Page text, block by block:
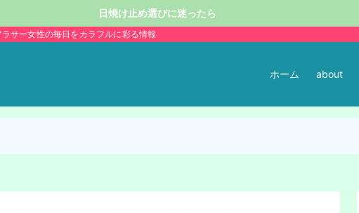
日焼け止め選びに迷ったら
サー女性の毎日をカラフルに彩る情報を発信。
ホーム about